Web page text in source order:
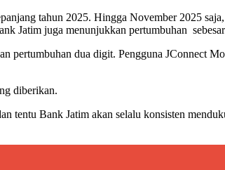
tahun 2025. Hingga November 2025
Jatim juga menunjukkan pertumbuhan
pertumbuhan dua digit. Pengguna JConnect
diberikan.
tentu Bank Jatim akan selalu konsisten